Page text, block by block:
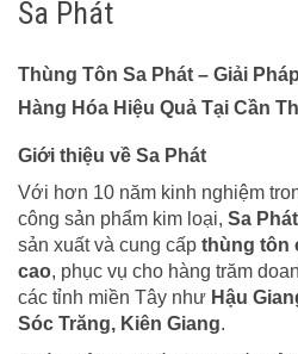
Sa Phát
Thùng Tôn Sa Phát – Giải
Hàng Hóa Hiệu Quả Tại Cần
Giới thiệu về Sa Phát
Với hơn 10 năm kinh nghiệm
công sản phẩm kim loại, Sa Phát
sản xuất và cung cấp thùng tôn
cao, phục vụ cho hàng trăm
các tỉnh miền Tây như Hậu
Sóc Trăng, Kiên Giang.